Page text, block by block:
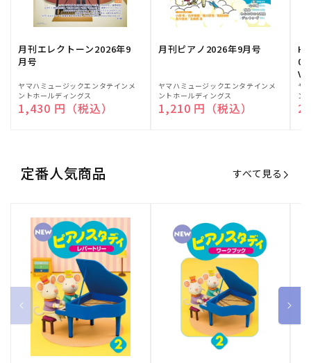
月刊エレクトーン2026年9
月号
販
売
元:
ヤマハミュージックエンタテインメ
ントホールディングス
通常価格
1,430 円（税込）
月刊ピアノ2026年9月号
販
売
元:
ヤマハミュージックエンタテインメ
ントホールディングス
通常価格
1,210 円（税込）
販
売
元:
ヤ
ン
定番人気商品 すべて見る